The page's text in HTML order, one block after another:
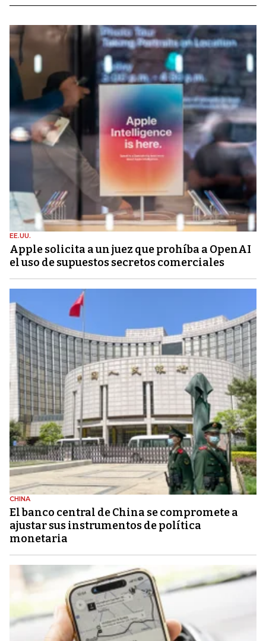
EE.UU.
Apple solicita a un juez que prohíba a OpenAI
el uso de supuestos secretos comerciales
CHINA
El banco central de China se compromete a
ajustar sus instrumentos de política
monetaria